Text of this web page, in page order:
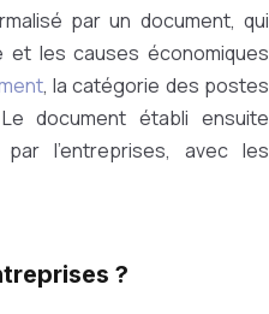
par un document, qui
et les causes économiques
, la catégorie des postes
document établi ensuite
l’entreprises, avec les
?